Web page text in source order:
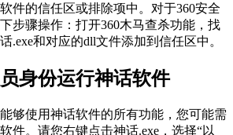
件的信任区或排除项中。对于360安全
步骤操作：打开360木马查杀功能，找
.exe和对应的dll文件添加到信任区中。
身份运行神话软件
够使用神话软件的所有功能，您可能需
件。请您右键点击神话.exe，选择“以